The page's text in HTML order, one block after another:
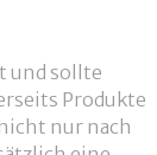
und sollte
Produkte
nur nach